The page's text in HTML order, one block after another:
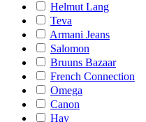
Helmut Lang
Teva
Armani Jeans
Salomon
Bruuns Bazaar
French Connection
Omega
Canon
Hay